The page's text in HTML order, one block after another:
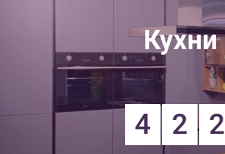
Кухни
4 2 2